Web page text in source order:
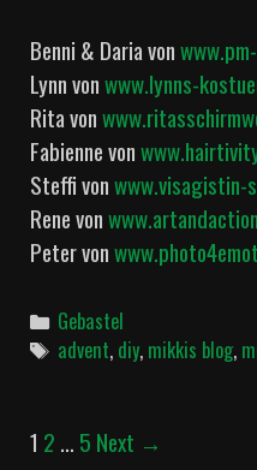
Benni & Daria von
Lynn vonwww.lynns-
Rita von
Fabienne von
Steffi vonwww.visagistin-
Rene von
Peter von
Categories
Gebastel
Tags
advent, diy, mikkis blog,
Post
1 2 … 5 Next →